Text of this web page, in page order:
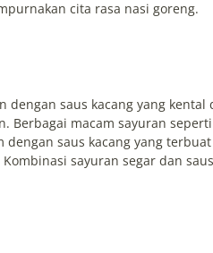
cita rasa nasi goreng.
dengan saus kacang yang
Berbagai macam sayuran
saus kacang yang
sayuran segar dan